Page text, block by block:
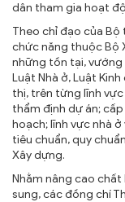
dân tham gia hoạt
Theo chỉ đạo của Bộ
chức năng thuộc Bộ
những tồn tại,
Luật Nhà ở, Luật
thị, trên từng lĩnh
thẩm định dự án;
hoạch; lĩnh vực nhà
tiêu chuẩn, quy
Xây dựng.
Nhằm nâng cao
sung, các đồng chí